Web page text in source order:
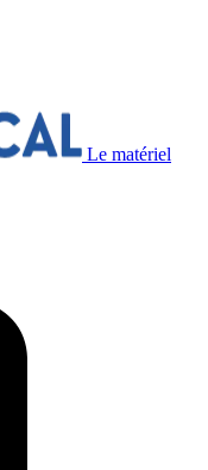
Le matériel